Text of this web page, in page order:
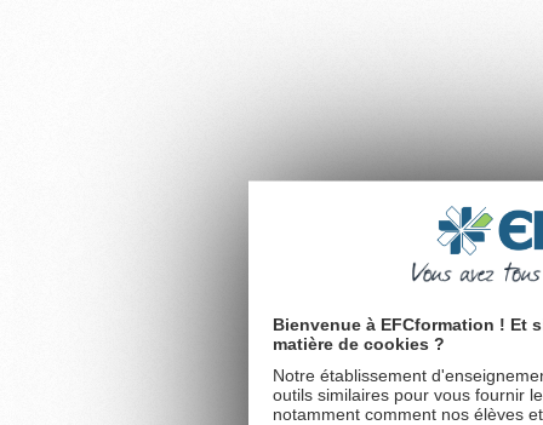
Bienvenue à EFCformation ! Et
matière de cookies ?
Notre établissement
outils similaires pour vous fournir
notamment comment nos élèves